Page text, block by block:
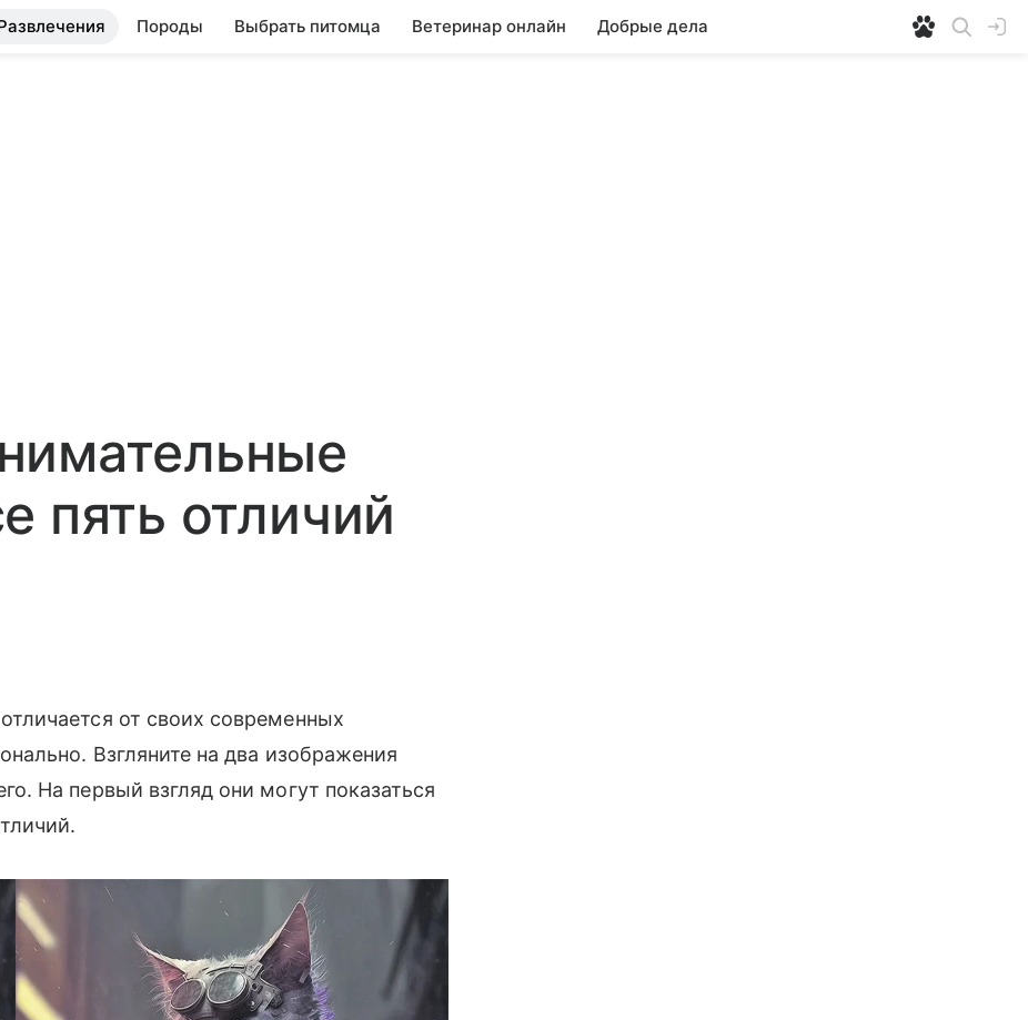
Породы Выбрать питомца Ветеринар онлайн Добрые дела
пять отличий
от своих современных
Взгляните на два изображения
На первый взгляд они могут показаться